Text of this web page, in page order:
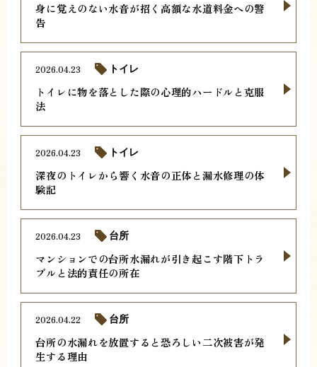
身に覚えのない水音が招く高額な水道料金への警
告
トイレに物を落とした際の心理的ハードルと克服
法
2026.04.23 トイレ
深夜のトイレから響く水音の正体と漏水修理の体
験記
2026.04.23 トイレ
マンションでの台所水漏れが引き起こす階下トラ
ブルと法的責任の所在
2026.04.23 台所
台所の水漏れを放置すると恐ろしい二次被害が発
生する理由
2026.04.22 台所